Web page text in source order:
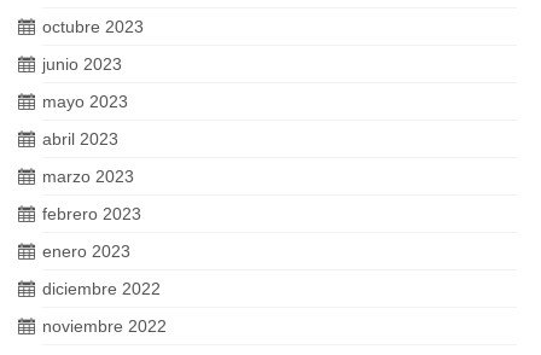
octubre 2023
junio 2023
mayo 2023
abril 2023
marzo 2023
febrero 2023
enero 2023
diciembre 2022
noviembre 2022